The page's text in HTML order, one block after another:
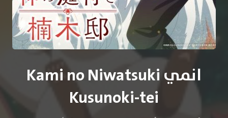
انمي Kami no Niwatsuki
Kusunoki-tei